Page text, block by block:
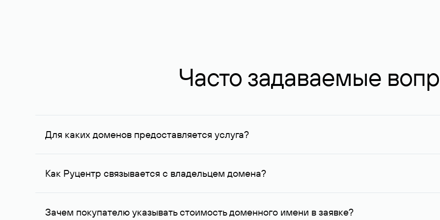
Часто задаваемые
Для каких доменов предоставляется услуга?
Услуга доступна для доменов, зарегистрированных в Руцентре и у других регистраторов. Для доменов,
Как Руцентр связывается с владельцем домена?
Для связи с владельцем домена используются его контактные данные, доступные Руцентру.
Зачем покупателю указывать стоимость доменного имени в заявке?